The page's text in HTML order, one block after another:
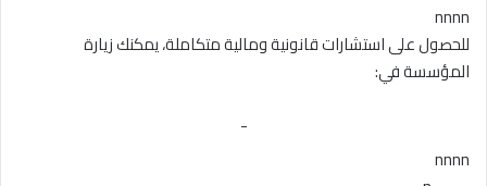
nnnn
للحصول على استشارات قانونية ومالية متكاملة، يمكنك زيارة
المؤسسة في:
-
nnnn